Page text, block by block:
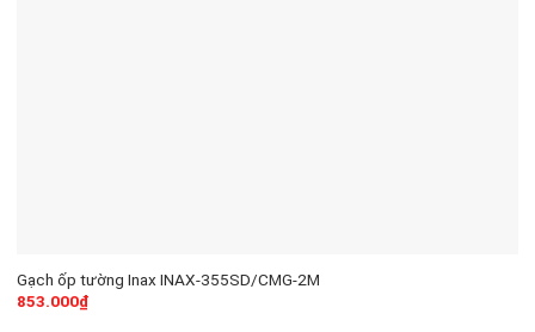
Gạch ốp tường Inax INAX-355SD/CMG-2M
853.000₫